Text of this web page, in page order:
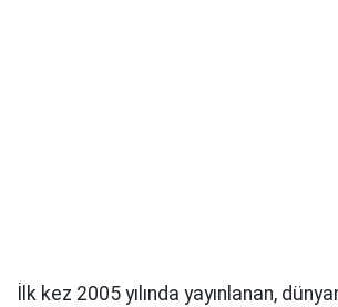
İlk kez 2005 yılında yayınlanan,